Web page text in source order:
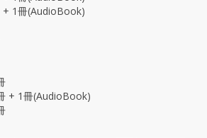
+ 1冊(AudioBook)
+ 1冊(AudioBook)